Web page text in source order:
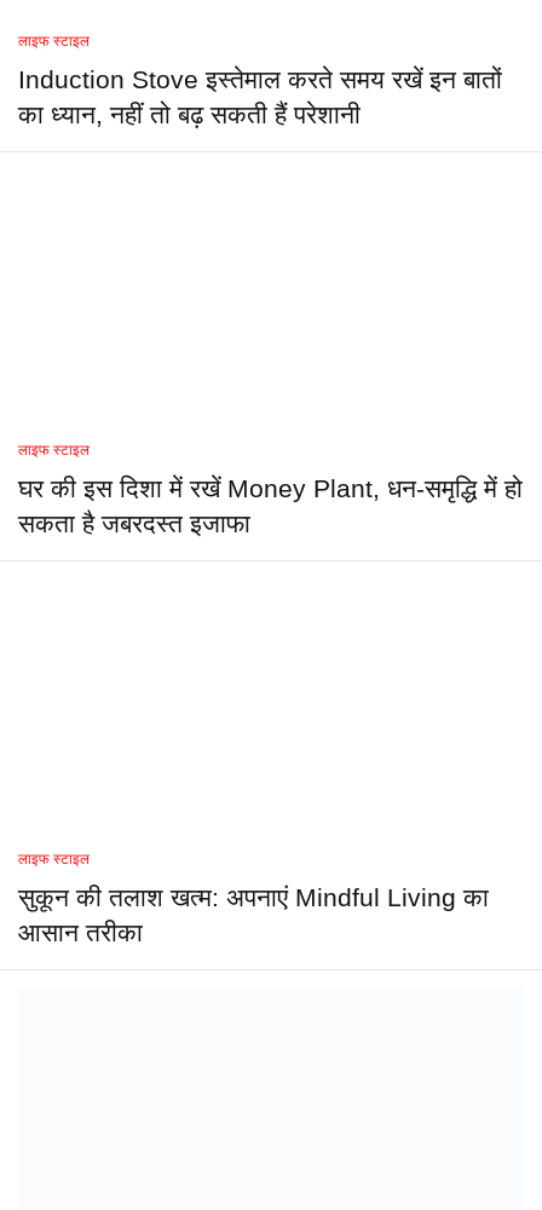
लाइफ स्टाइल
Induction Stove इस्तेमाल करते समय रखें इन बातों
का ध्यान, नहीं तो बढ़ सकती हैं परेशानी
लाइफ स्टाइल
घर की इस दिशा में रखें Money Plant, धन-समृद्धि में हो
सकता है जबरदस्त इजाफा
लाइफ स्टाइल
सुकून की तलाश खत्म: अपनाएं Mindful Living का
आसान तरीका